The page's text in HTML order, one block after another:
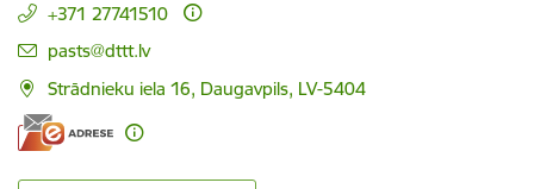
+371 27741510
E-pasts:
pasts@dttt.lv
Strādnieku iela 16, Daugavpils, LV-5404